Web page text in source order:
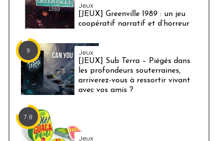
Jeux
[JEUX] Greenville 1989 : un jeu
coopératif narratif et d’horreur
9 Jeux
[JEUX] Sub Terra – Piégés dans
les profondeurs souterraines,
arriverez-vous à ressortir vivant
avec vos amis ?
7.8
Jeux